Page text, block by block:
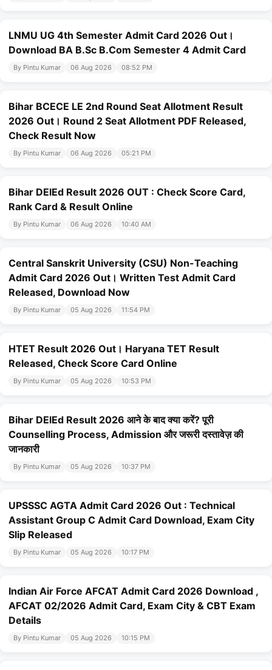
LNMU UG 4th Semester Admit Card 2026 Out।
Download BA B.Sc B.Com Semester 4 Admit Card
By Pintu Kumar 06 Aug 2026 08:52 PM
Bihar BCECE LE 2nd Round Seat Allotment Result
2026 Out। Round 2 Seat Allotment PDF Released,
Check Result Now
By Pintu Kumar 06 Aug 2026 05:21 PM
Bihar DElEd Result 2026 OUT : Check Score Card,
Rank Card & Result Online
By Pintu Kumar 06 Aug 2026 10:40 AM
Central Sanskrit University (CSU) Non-Teaching
Admit Card 2026 Out। Written Test Admit Card
Released, Download Now
By Pintu Kumar 05 Aug 2026 11:54 PM
HTET Result 2026 Out। Haryana TET Result
Released, Check Score Card Online
By Pintu Kumar 05 Aug 2026 10:53 PM
Bihar DElEd Result 2026 आने के बाद क्या करें? पूरी
Counselling Process, Admission और जरूरी दस्तावेज़ की
जानकारी
By Pintu Kumar 05 Aug 2026 10:37 PM
UPSSSC AGTA Admit Card 2026 Out : Technical
Assistant Group C Admit Card Download, Exam City
Slip Released
By Pintu Kumar 05 Aug 2026 10:17 PM
Indian Air Force AFCAT Admit Card 2026 Download ,
AFCAT 02/2026 Admit Card, Exam City & CBT Exam
Details
By Pintu Kumar 05 Aug 2026 10:15 PM